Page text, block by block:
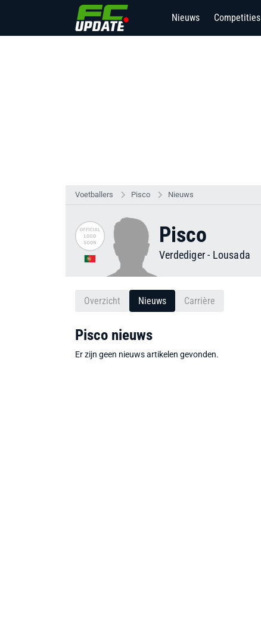
Nieuws Competities
Voetballers Pisco Nieuws
Pisco
Verdediger- Lousada
Overzicht Nieuws Carrière
Pisco nieuws
Er zijn geen nieuws artikelen gevonden.